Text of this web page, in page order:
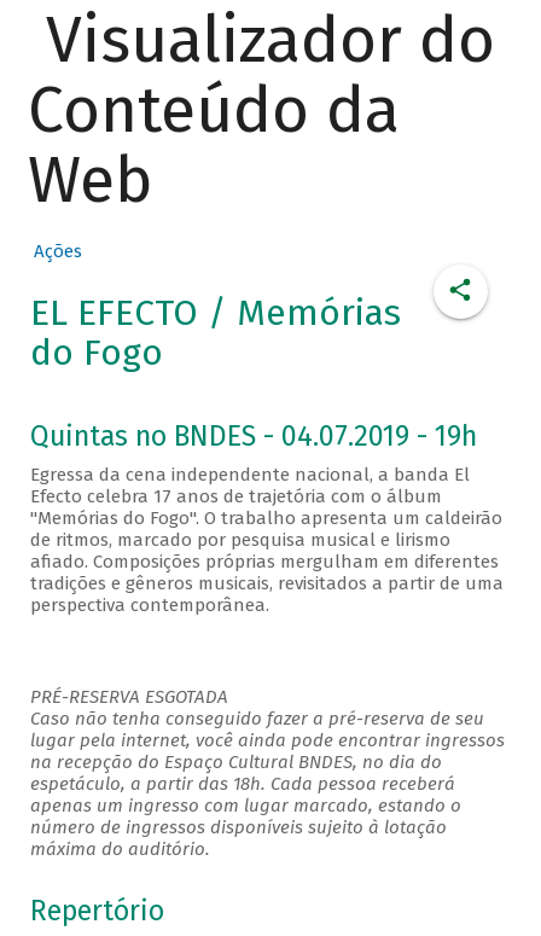
Visualizador do
Conteúdo da
Web
Ações
EL EFECTO / Memórias
do Fogo
Quintas no BNDES - 04.07.2019 - 19h
Egressa da cena independente nacional, a banda El
Efecto celebra 17 anos de trajetória com o álbum
"Memórias do Fogo". O trabalho apresenta um caldeirão
de ritmos, marcado por pesquisa musical e lirismo
afiado. Composições próprias mergulham em diferentes
tradições e gêneros musicais, revisitados a partir de uma
perspectiva contemporânea.
PRÉ-RESERVA ESGOTADA
Caso não tenha conseguido fazer a pré-reserva de seu
lugar pela internet, você ainda pode encontrar ingressos
na recepção do Espaço Cultural BNDES, no dia do
espetáculo, a partir das 18h. Cada pessoa receberá
apenas um ingresso com lugar marcado, estando o
número de ingressos disponíveis sujeito à lotação
máxima do auditório.
Repertório